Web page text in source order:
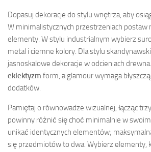
Dopasuj dekoracje do stylu wnętrza, aby
W minimalistycznych przestrzeniach postaw
elementy. W stylu industrialnym wybierz
metal i ciemne kolory. Dla stylu
jasnoskalowe dekoracje w odcieniach
eklektyzm form, a glamour wymaga
dodatków.
Pamiętaj o równowadze wizualnej, łącząc
powinny różnić się choć minimalnie w
unikać identycznych elementów;
się przedmiotów to dwa. Wybierz elementy,